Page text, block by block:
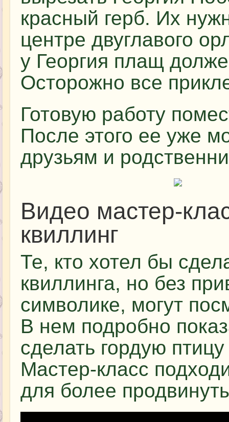
красный герб. Их
центре двуглавого
у Георгия плащ
Осторожно все
Готовую работу
После этого ее уже
друзьям и
Видео мастер-
квиллинг
Те, кто хотел бы
квиллинга, но без
символике, могут
В нем подробно
сделать гордую
Мастер-класс
для более